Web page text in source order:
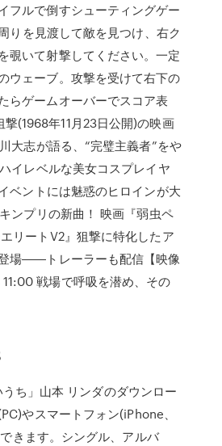
フルで倒すシューティングゲー
りを見渡して敵を見つけ、右ク
覗いて射撃してください。一定
ウェーブ。攻撃を受けて右下の
らゲームオーバーでスコア表
(1968年11月23日公開)の映画
大志が語る、“完璧主義者”をや
イレベルな美女コスプレイヤ
ベントには魅惑のヒロインが大
ンプリの新曲！ 映画『弱虫ペ
リートV2』狙撃に特化したア
場――トレーラーも配信【映像
戦場で呼吸を潜め、その
ち」山本 リンダのダウンロー
やスマートフォン(iPhone、
きます。シングル、アルバ